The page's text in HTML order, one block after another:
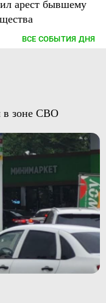
арест бывшему
ВСЕ СОБЫТИЯ ДНЯ
в зоне СВО